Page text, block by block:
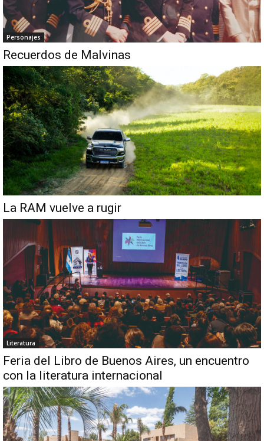
Personajes
Recuerdos de Malvinas
La RAM vuelve a rugir
Literatura
Feria del Libro de Buenos Aires, un encuentro
con la literatura internacional